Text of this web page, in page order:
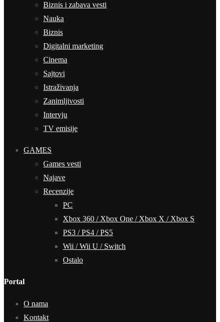
Biznis i zabava vesti
Nauka
Biznis
Digitalni marketing
Cinema
Sajtovi
Istraživanja
Zanimljivosti
Intervju
TV emisije
GAMES
Games vesti
Najave
Recenzije
PC
Xbox 360 / Xbox One / Xbox X / Xbox S
PS3 / PS4 / PS5
Wii / Wii U / Switch
Ostalo
Portal
O nama
Kontakt